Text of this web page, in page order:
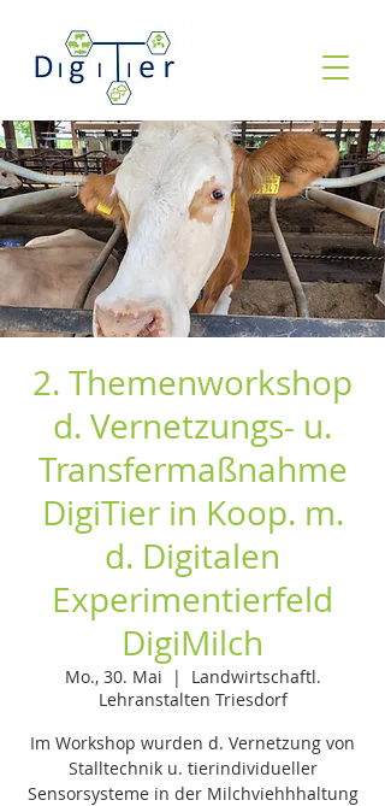
2. Themenworkshop
d. Vernetzungs- u.
Transfermaßnahme
DigiTier in Koop. m.
d. Digitalen
Experimentierfeld
DigiMilch
Mo., 30. Mai
  |
Landwirtschaftl.
Lehranstalten Triesdorf
Im Workshop wurden d. Vernetzung von
Stalltechnik u. tierindividueller
Sensorsysteme in der Milchviehhhaltung